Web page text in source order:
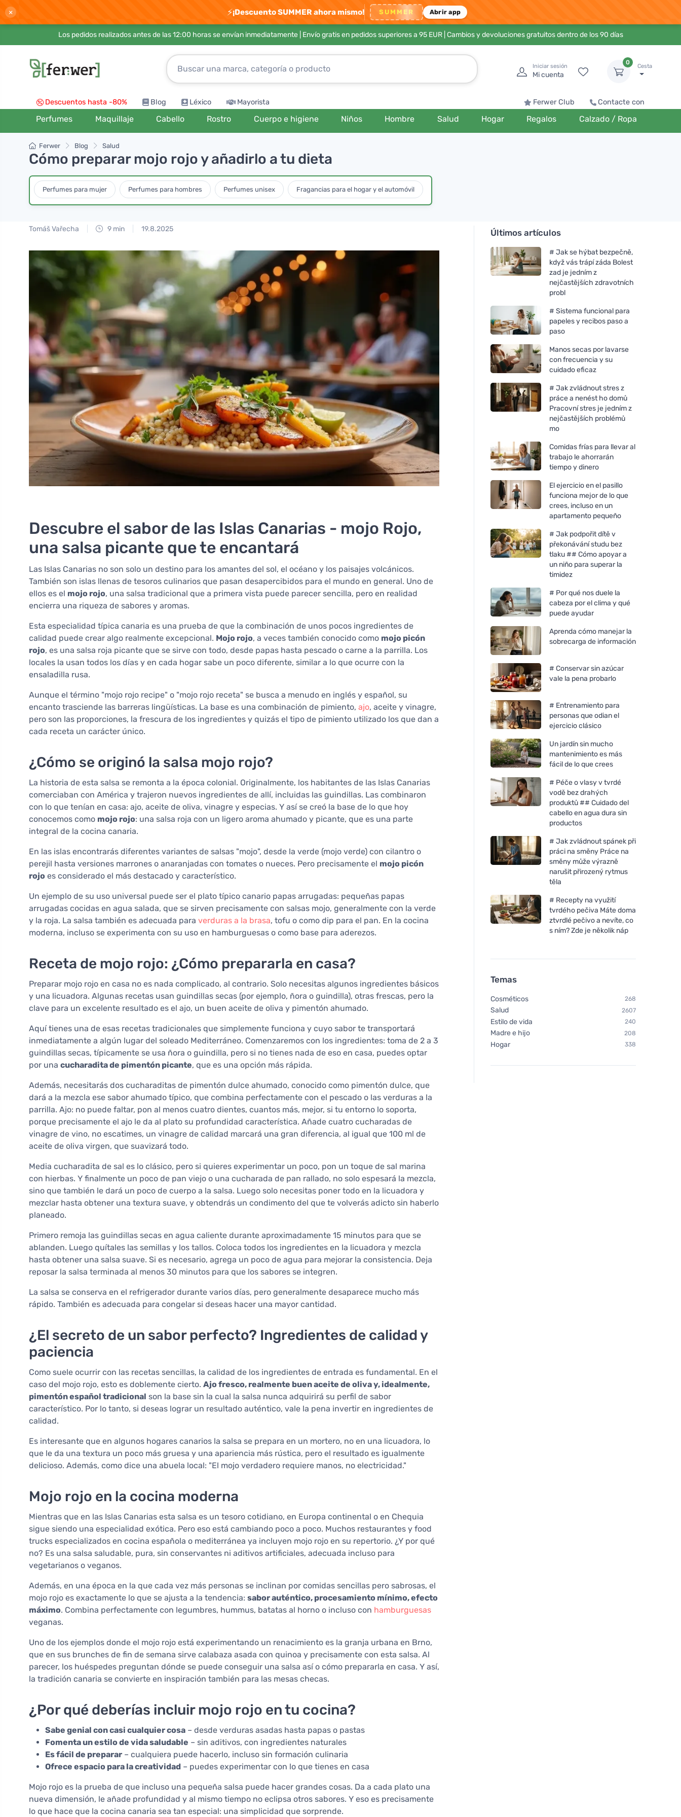
× ⚡¡Descuento SUMMER ahora mismo! SUMMER Abrir app
Los pedidos realizados antes de las 12:00 horas se envían inmediatamente | Envío gratis en pedidos superiores a 95 EUR| Cambios y devoluciones gratuitos dentro de los 90 días
Iniciar sesión
Mi cuenta
0
Cesta
Descuentos hasta -80% Blog Léxico Mayorista Ferwer Club Contacte con
Perfumes Maquillaje Cabello Rostro Cuerpo e higiene Niños Hombre Salud Hogar Regalos Calzado / Ropa
Ferwer Blog Salud
Cómo preparar mojo rojo y añadirlo a tu dieta
Perfumes para mujer Perfumes para hombres Perfumes unisex Fragancias para el hogar y el automóvil
Tomáš Vařecha 9 min 19.8.2025
Descubre el sabor de las Islas Canarias - mojo Rojo,
una salsa picante que te encantará
Las Islas Canarias no son solo un destino para los amantes del sol, el océano y los paisajes volcánicos.
También son islas llenas de tesoros culinarios que pasan desapercibidos para el mundo en general. Uno de
ellos es el mojo rojo, una salsa tradicional que a primera vista puede parecer sencilla, pero en realidad
encierra una riqueza de sabores y aromas.
Esta especialidad típica canaria es una prueba de que la combinación de unos pocos ingredientes de
calidad puede crear algo realmente excepcional. Mojo rojo, a veces también conocido como mojo picón
rojo, es una salsa roja picante que se sirve con todo, desde papas hasta pescado o carne a la parrilla. Los
locales la usan todos los días y en cada hogar sabe un poco diferente, similar a lo que ocurre con la
ensaladilla rusa.
Aunque el término "mojo rojo recipe" o "mojo rojo receta" se busca a menudo en inglés y español, su
encanto trasciende las barreras lingüísticas. La base es una combinación de pimiento, ajo, aceite y vinagre,
pero son las proporciones, la frescura de los ingredientes y quizás el tipo de pimiento utilizado los que dan a
cada receta un carácter único.
¿Cómo se originó la salsa mojo rojo?
La historia de esta salsa se remonta a la época colonial. Originalmente, los habitantes de las Islas Canarias
comerciaban con América y trajeron nuevos ingredientes de allí, incluidas las guindillas. Las combinaron
con lo que tenían en casa: ajo, aceite de oliva, vinagre y especias. Y así se creó la base de lo que hoy
conocemos como mojo rojo: una salsa roja con un ligero aroma ahumado y picante, que es una parte
integral de la cocina canaria.
En las islas encontrarás diferentes variantes de salsas "mojo", desde la verde (mojo verde) con cilantro o
perejil hasta versiones marrones o anaranjadas con tomates o nueces. Pero precisamente el mojo picón
rojo es considerado el más destacado y característico.
Un ejemplo de su uso universal puede ser el plato típico canario papas arrugadas: pequeñas papas
arrugadas cocidas en agua salada, que se sirven precisamente con salsas mojo, generalmente con la verde
y la roja. La salsa también es adecuada para verduras a la brasa, tofu o como dip para el pan. En la cocina
moderna, incluso se experimenta con su uso en hamburguesas o como base para aderezos.
Receta de mojo rojo: ¿Cómo prepararla en casa?
Preparar mojo rojo en casa no es nada complicado, al contrario. Solo necesitas algunos ingredientes básicos
y una licuadora. Algunas recetas usan guindillas secas (por ejemplo, ñora o guindilla), otras frescas, pero la
clave para un excelente resultado es el ajo, un buen aceite de oliva y pimentón ahumado.
Aquí tienes una de esas recetas tradicionales que simplemente funciona y cuyo sabor te transportará
inmediatamente a algún lugar del soleado Mediterráneo. Comenzaremos con los ingredientes: toma de 2 a 3
guindillas secas, típicamente se usa ñora o guindilla, pero si no tienes nada de eso en casa, puedes optar
por una cucharadita de pimentón picante, que es una opción más rápida.
Además, necesitarás dos cucharaditas de pimentón dulce ahumado, conocido como pimentón dulce, que
dará a la mezcla ese sabor ahumado típico, que combina perfectamente con el pescado o las verduras a la
parrilla. Ajo: no puede faltar, pon al menos cuatro dientes, cuantos más, mejor, si tu entorno lo soporta,
porque precisamente el ajo le da al plato su profundidad característica. Añade cuatro cucharadas de
vinagre de vino, no escatimes, un vinagre de calidad marcará una gran diferencia, al igual que 100 ml de
aceite de oliva virgen, que suavizará todo.
Media cucharadita de sal es lo clásico, pero si quieres experimentar un poco, pon un toque de sal marina
con hierbas. Y finalmente un poco de pan viejo o una cucharada de pan rallado, no solo espesará la mezcla,
sino que también le dará un poco de cuerpo a la salsa. Luego solo necesitas poner todo en la licuadora y
mezclar hasta obtener una textura suave, y obtendrás un condimento del que te volverás adicto sin haberlo
planeado.
Primero remoja las guindillas secas en agua caliente durante aproximadamente 15 minutos para que se
ablanden. Luego quítales las semillas y los tallos. Coloca todos los ingredientes en la licuadora y mezcla
hasta obtener una salsa suave. Si es necesario, agrega un poco de agua para mejorar la consistencia. Deja
reposar la salsa terminada al menos 30 minutos para que los sabores se integren.
La salsa se conserva en el refrigerador durante varios días, pero generalmente desaparece mucho más
rápido. También es adecuada para congelar si deseas hacer una mayor cantidad.
¿El secreto de un sabor perfecto? Ingredientes de calidad y
paciencia
Como suele ocurrir con las recetas sencillas, la calidad de los ingredientes de entrada es fundamental. En el
caso del mojo rojo, esto es doblemente cierto. Ajo fresco, realmente buen aceite de oliva y, idealmente,
pimentón español tradicional son la base sin la cual la salsa nunca adquirirá su perfil de sabor
característico. Por lo tanto, si deseas lograr un resultado auténtico, vale la pena invertir en ingredientes de
calidad.
Es interesante que en algunos hogares canarios la salsa se prepara en un mortero, no en una licuadora, lo
que le da una textura un poco más gruesa y una apariencia más rústica, pero el resultado es igualmente
delicioso. Además, como dice una abuela local: "El mojo verdadero requiere manos, no electricidad."
Mojo rojo en la cocina moderna
Mientras que en las Islas Canarias esta salsa es un tesoro cotidiano, en Europa continental o en Chequia
sigue siendo una especialidad exótica. Pero eso está cambiando poco a poco. Muchos restaurantes y food
trucks especializados en cocina española o mediterránea ya incluyen mojo rojo en su repertorio. ¿Y por qué
no? Es una salsa saludable, pura, sin conservantes ni aditivos artificiales, adecuada incluso para
vegetarianos o veganos.
Además, en una época en la que cada vez más personas se inclinan por comidas sencillas pero sabrosas, el
mojo rojo es exactamente lo que se ajusta a la tendencia: sabor auténtico, procesamiento mínimo, efecto
máximo. Combina perfectamente con legumbres, hummus, batatas al horno o incluso con hamburguesas
veganas.
Uno de los ejemplos donde el mojo rojo está experimentando un renacimiento es la granja urbana en Brno,
que en sus brunches de fin de semana sirve calabaza asada con quinoa y precisamente con esta salsa. Al
parecer, los huéspedes preguntan dónde se puede conseguir una salsa así o cómo prepararla en casa. Y así,
la tradición canaria se convierte en inspiración también para las mesas checas.
¿Por qué deberías incluir mojo rojo en tu cocina?
Sabe genial con casi cualquier cosa – desde verduras asadas hasta papas o pastas
Fomenta un estilo de vida saludable – sin aditivos, con ingredientes naturales
Es fácil de preparar – cualquiera puede hacerlo, incluso sin formación culinaria
Ofrece espacio para la creatividad – puedes experimentar con lo que tienes en casa
Mojo rojo es la prueba de que incluso una pequeña salsa puede hacer grandes cosas. Da a cada plato una
nueva dimensión, le añade profundidad y al mismo tiempo no eclipsa otros sabores. Y eso es precisamente
lo que hace que la cocina canaria sea tan especial: una simplicidad que sorprende.
Últimos artículos
# Jak se hýbat bezpečně,
když vás trápí záda Bolest
zad je jedním z
nejčastějších zdravotních
probl
# Sistema funcional para
papeles y recibos paso a
paso
Manos secas por lavarse
con frecuencia y su
cuidado eficaz
# Jak zvládnout stres z
práce a nenést ho domů
Pracovní stres je jedním z
nejčastějších problémů
mo
Comidas frías para llevar al
trabajo le ahorrarán
tiempo y dinero
El ejercicio en el pasillo
funciona mejor de lo que
crees, incluso en un
apartamento pequeño
# Jak podpořit dítě v
překonávání studu bez
tlaku ## Cómo apoyar a
un niño para superar la
timidez
# Por qué nos duele la
cabeza por el clima y qué
puede ayudar
Aprenda cómo manejar la
sobrecarga de información
# Conservar sin azúcar
vale la pena probarlo
# Entrenamiento para
personas que odian el
ejercicio clásico
Un jardín sin mucho
mantenimiento es más
fácil de lo que crees
# Péče o vlasy v tvrdé
vodě bez drahých
produktů ## Cuidado del
cabello en agua dura sin
productos
# Jak zvládnout spánek při
práci na směny Práce na
směny může výrazně
narušit přirozený rytmus
těla
# Recepty na využití
tvrdého pečiva Máte doma
ztvrdlé pečivo a nevíte, co
s ním? Zde je několik náp
Temas
Cosméticos 268
Salud 2607
Estilo de vida 240
Madre e hijo 208
Hogar 338